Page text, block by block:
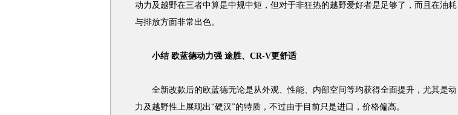
动力及越野在三者中算是中规中矩，但对于非狂热的越野爱好者是足够了，而且在油耗
与排放方面非常出色。
小结 欧蓝德动力强 途胜、CR-V更舒适
全新改款后的欧蓝德无论是从外观、性能、内部空间等均获得全面提升，尤其是动
力及越野性上展现出“硬汉”的特质，不过由于目前只是进口，价格偏高。